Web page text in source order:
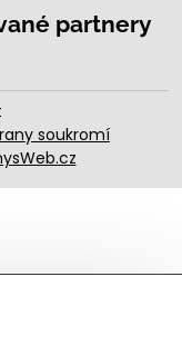
partnery
soukromí